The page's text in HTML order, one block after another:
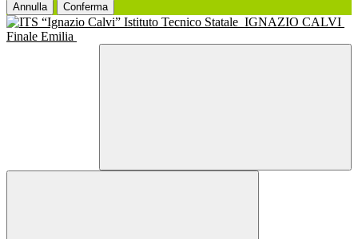
Annulla Conferma
Istituto Tecnico Statale IGNAZIO CALVI
Finale Emilia